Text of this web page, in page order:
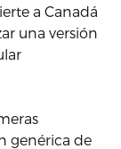
a Canadá
una versión
genérica de